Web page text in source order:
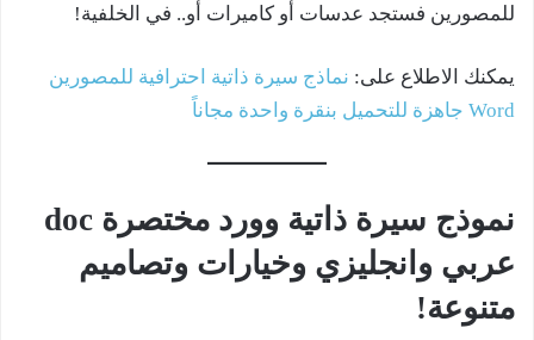
للمصورين فستجد عدسات أو كاميرات أو.. في الخلفية!
يمكنك الاطلاع على: نماذج سيرة ذاتية احترافية للمصورين
Word جاهزة للتحميل بنقرة واحدة مجاناً
نموذج سيرة ذاتية وورد مختصرة doc
عربي وانجليزي وخيارات وتصاميم
متنوعة!